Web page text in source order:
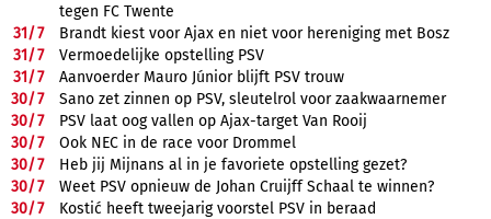
tegen FC Twente
31/7
Brandt kiest voor Ajax en niet voor hereniging met Bosz
31/7
Vermoedelijke opstelling PSV
31/7
Aanvoerder Mauro Júnior blijft PSV trouw
30/7
Sano zet zinnen op PSV, sleutelrol voor zaakwaarnemer
30/7
PSV laat oog vallen op Ajax-target Van Rooij
30/7
Ook NEC in de race voor Drommel
30/7
Heb jij Mijnans al in je favoriete opstelling gezet?
30/7
Weet PSV opnieuw de Johan Cruijff Schaal te winnen?
30/7
Kostić heeft tweejarig voorstel PSV in beraad